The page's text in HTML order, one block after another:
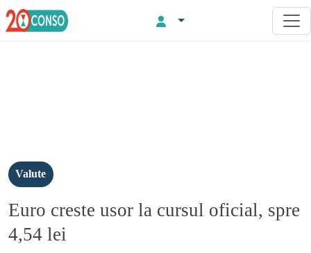
Valute
Euro creste usor la cursul oficial, spre
4,54 lei